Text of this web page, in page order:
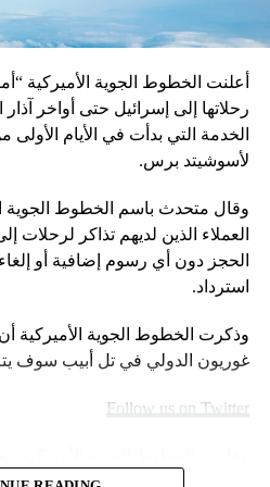
والعيش الواحد مع شركائنا الذين
الوطن، لكن في النهاية “في ناس
لمصلحة مرشّح لسنا مقتنعين به،
يوصِل إلى أيّ نتيجة.
في موقف رعد هذا، رسالة تصعيد
لودريان. فبعد ان لمست الضاحية
المؤيد لرئيس تيار المردة سليمان
الإنقلابَ عليها، في خطوة تدل ايضا
المسعى والنهج الفرنسيين الجديدين
لارا يزبك في “وكالة الأنباء المركزية
RELATED TOPICS:
أعلنت الخطوط الجوية الأميركية
رحلاتها إلى إسرائيل حتى أواخر
الخدمة التي بدأت في الأيام
لأسوشيتد برس.
وقال متحدث باسم الخطوط الجوية
العملاء الذين لديهم تذاكر لرحلات
الحجز دون أي رسوم إضافية أو
استرداد.
وذكرت الخطوط الجوية الأميركية
غوريون الدولي في تل أبيب سوف يتم
Follow us on Twitter
موقعها الإلكتروني خلال عطلة نهاية